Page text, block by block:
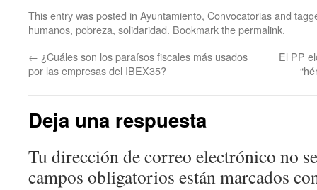
This entry was posted in Ayuntamiento, Convocatoriasand
humanos, pobreza, solidaridad. Bookmark thepermalink.
← ¿Cuáles son los paraísos fiscales más usados
por las empresas del IBEX35?
El PP
Deja una respuesta
Tu dirección de correo electrónico no
campos obligatorios están marcados